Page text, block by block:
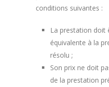
conditions suivantes :
La prestation doit
équivalente à la
résolu ;
Son prix ne doit
de la prestation